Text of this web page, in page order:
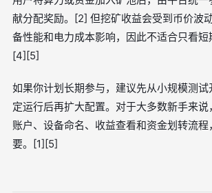
献分配奖励。[2] 但挖矿收益会受到币价波
备性能和电力成本影响，因此不适合只看
[4][5]
如果你计划长期参与，建议先从小规模测
定运行后再扩大配置。对于大多数新手来
账户、设备命名、收益查看和资金划转流
要。[1][5]